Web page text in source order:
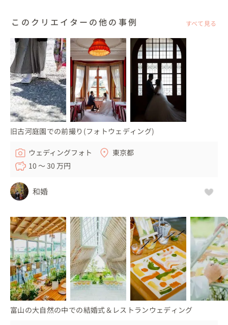
このクリエイターの他の事例 すべて見る
旧古河庭園での前撮り(フォトウェディング)
ウェディングフォト
東京都
10 〜 30 万円
和婚
富山の大自然の中での結婚式＆レストランウェディング